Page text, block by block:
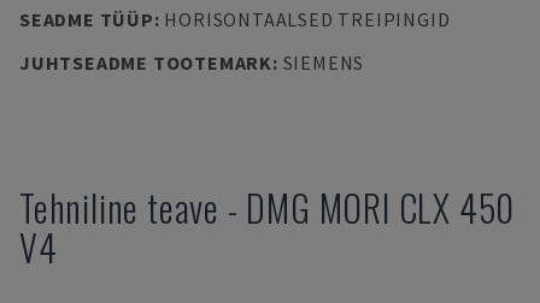
SEADME TÜÜP: HORISONTAALSED TREIPINGID
JUHTSEADME TOOTEMARK: SIEMENS
Tehniline teave - DMG MORI CLX 450
V4